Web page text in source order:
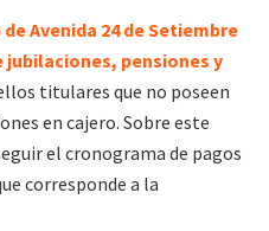
Avenida 24 de Setiembre
pensiones y
titulares que no poseen
en cajero. Sobre este
el cronograma de pagos
corresponde a la